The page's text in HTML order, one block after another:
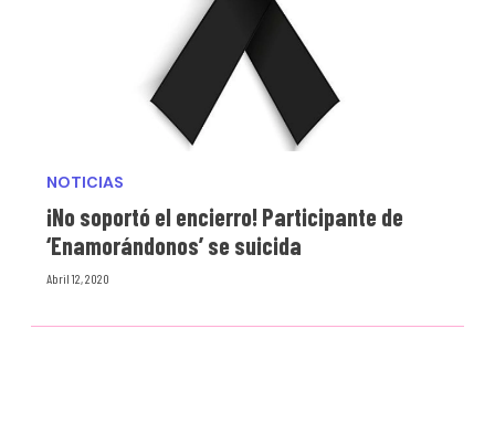
NOTICIAS
¡No soportó el encierro! Participante de
‘Enamorándonos’ se suicida
Abril 12, 2020